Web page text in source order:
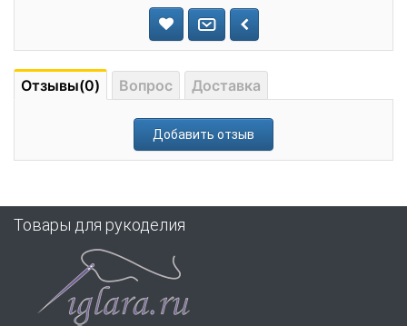
Отзывы(0) Вопрос Доставка
Добавить отзыв
Товары для рукоделия